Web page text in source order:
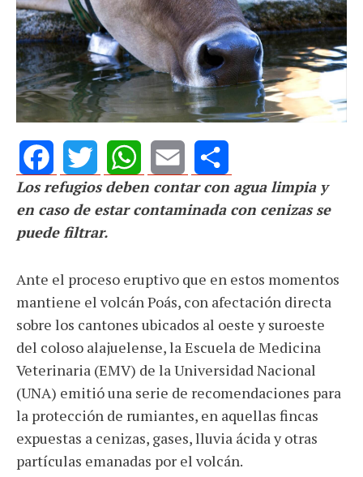
FacebookTwitterWhatsAppEmail Share
Los refugios deben contar con agua limpia y
en caso de estar contaminada con cenizas se
puede filtrar.
Ante el proceso eruptivo que en estos momentos
mantiene el volcán Poás, con afectación directa
sobre los cantones ubicados al oeste y suroeste
del coloso alajuelense, la Escuela de Medicina
Veterinaria (EMV) de la Universidad Nacional
(UNA) emitió una serie de recomendaciones para
la protección de rumiantes, en aquellas fincas
expuestas a cenizas, gases, lluvia ácida y otras
partículas emanadas por el volcán.